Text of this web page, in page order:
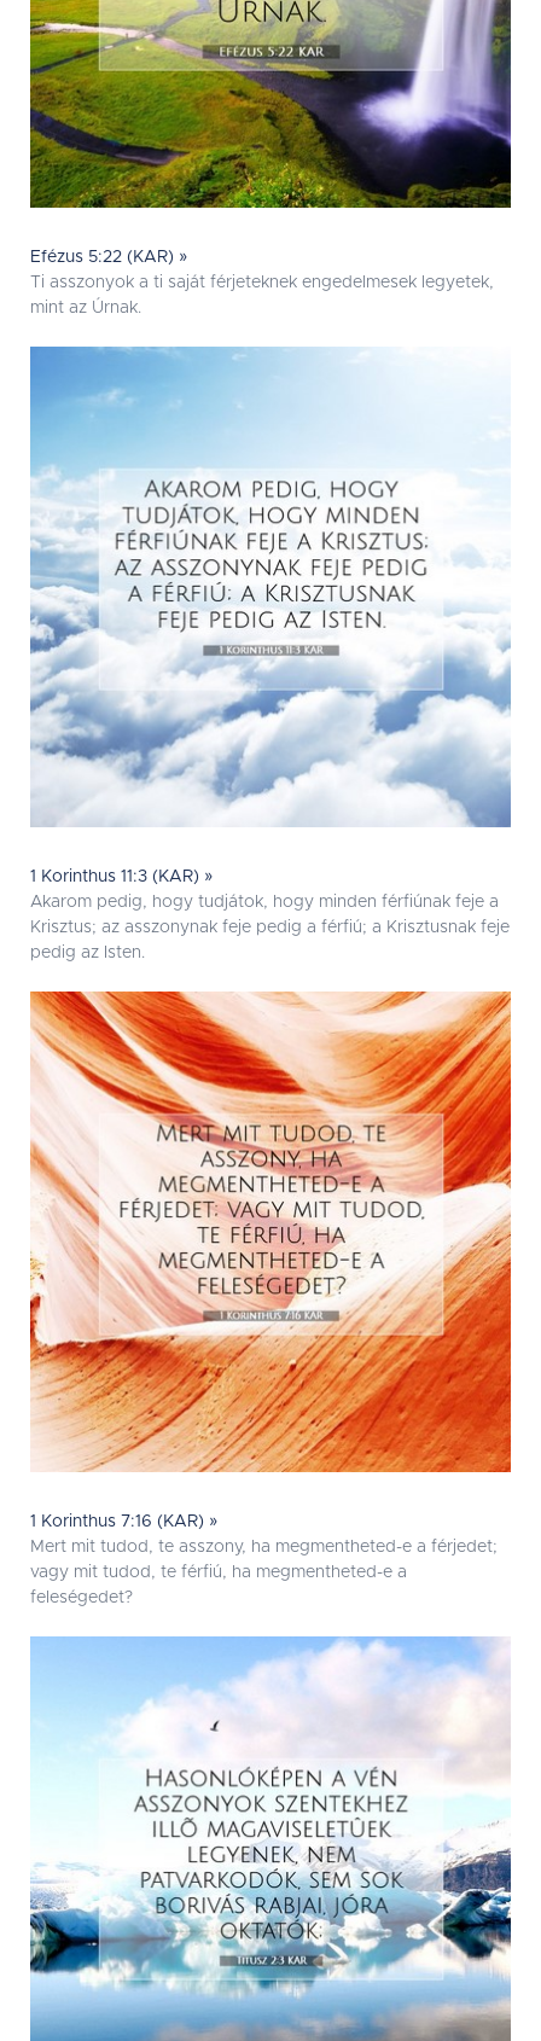
Efézus 5:22 (KAR) »
Ti asszonyok a ti saját férjeteknek engedelmesek legyetek,
mint az Úrnak.
1 Korinthus 11:3 (KAR) »
Akarom pedig, hogy tudjátok, hogy minden férfiúnak feje a
Krisztus; az asszonynak feje pedig a férfiú; a Krisztusnak feje
pedig az Isten.
1 Korinthus 7:16 (KAR) »
Mert mit tudod, te asszony, ha megmentheted-e a férjedet;
vagy mit tudod, te férfiú, ha megmentheted-e a
feleségedet?